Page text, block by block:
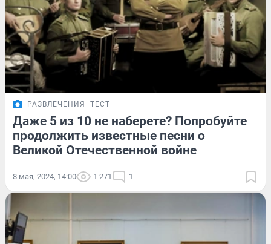
РАЗВЛЕЧЕНИЯ ТЕСТ
Даже 5 из 10 не наберете? Попробуйте
продолжить известные песни о
Великой Отечественной войне
8 мая, 2024, 14:00 1 271 1